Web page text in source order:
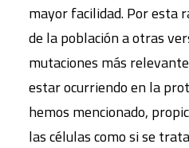
mayor facilidad. Por esta
de la población a otras
mutaciones más
estar ocurriendo en la
hemos mencionado,
las células como si se